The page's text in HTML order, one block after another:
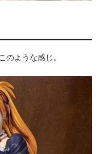
のような感じ。